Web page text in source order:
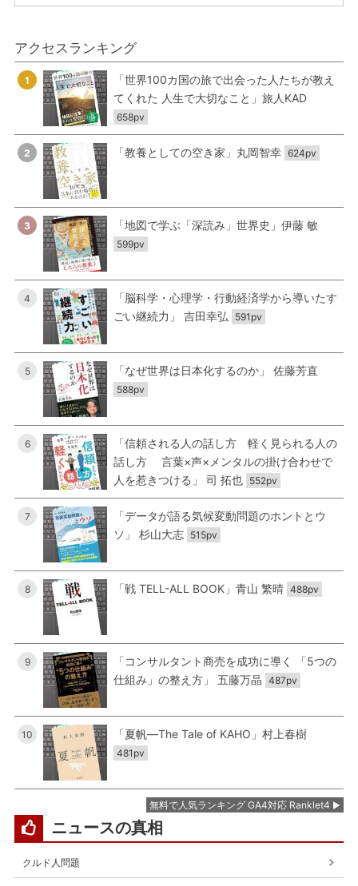
アクセスランキング
1
「世界100カ国の旅で出会った人たちが教え
てくれた 人生で大切なこと」旅人KAD
658pv
2 「教養としての空き家」丸岡智幸 624pv
3 「地図で学ぶ「深読み」世界史」伊藤 敏
599pv
4
「脳科学・心理学・行動経済学から導いたす
ごい継続力」 吉田幸弘
591pv
5 「なぜ世界は日本化するのか」 佐藤芳直
588pv
6
「信頼される人の話し方 軽く見られる人の
話し方 言葉×声×メンタルの掛け合わせで
人を惹きつける」 司 拓也 552pv
7
「データが語る気候変動問題のホントとウ
ソ」 杉山大志 515pv
8 「戦 TELL-ALL BOOK」青山 繁晴 488pv
9
「コンサルタント商売を成功に導く 「5つの
仕組み」の整え方」 五藤万晶 487pv
10 「夏帆―The Tale of KAHO」村上春樹
481pv
無料で人気ランキング GA4対応 Ranklet4
ニュースの真相
クルド人問題